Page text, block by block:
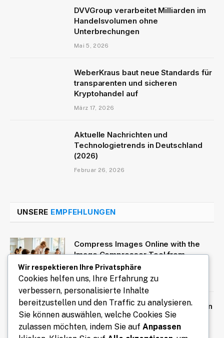
DVVGroup verarbeitet Milliarden im
Handelsvolumen ohne
Unterbrechungen
Mai 5, 2026
WeberKraus baut neue Standards für
transparenten und sicheren
Kryptohandel auf
März 17, 2026
Aktuelle Nachrichten und
Technologietrends in Deutschland
(2026)
Februar 26, 2026
UNSERE EMPFEHLUNGEN
Compress Images Online with the
Image Compressor Tool from
ClassTools24
August 6, 2026
Die Vorteile eines Autos mit Fahrer in
Südindien entdecken
August 6, 2026
Wir respektieren Ihre Privatsphäre
Cookies helfen uns, Ihre Erfahrung zu
verbessern, personalisierte Inhalte
bereitzustellen und den Traffic zu analysieren.
Sie können auswählen, welche Cookies Sie
zulassen möchten, indem Sie auf Anpassen